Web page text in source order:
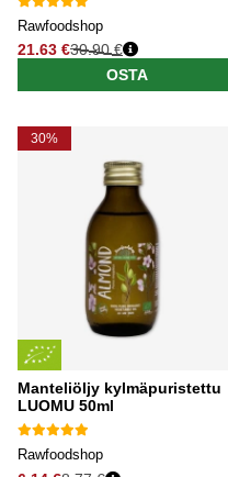
Rawfoodshop
21.63 €
Normaali hinta
30.90 €
OSTA
30%
Manteliöljy kylmäpuristettu
LUOMU 50ml
Rawfoodshop